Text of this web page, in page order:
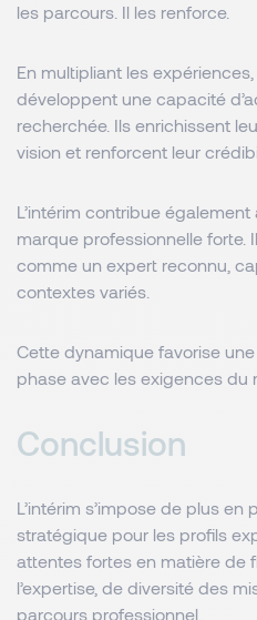
les parcours. Il les renforce.
En multipliant les
développent une capacité
recherchée. Ils enrichissent
vision et renforcent leur
L’intérim contribue
marque professionnelle forte.
comme un expert reconnu,
contextes variés.
Cette dynamique favorise
phase avec les exigences du
Conclusion
L’intérim s’impose de plus
stratégique pour les profils
attentes fortes en matière de
l’expertise, de diversité des
parcours professionnel.